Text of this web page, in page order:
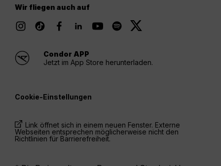
Wir fliegen auch auf
Condor APP
Jetzt im App Store herunterladen.
Cookie-Einstellungen
Link öffnet sich in einem neuen Fenster. Externe
Webseiten entsprechen möglicherweise nicht den
Richtlinien für Barrierefreiheit.